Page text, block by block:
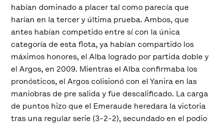
habían dominado a placer tal como parecía que
harían en la tercer y última prueba. Ambos, que
antes habían competido entre sí con la única
categoría de esta flota, ya habían compartido los
máximos honores, el Alba logrado por partida doble y
el Argos, en 2009. Mientras el Alba confirmaba los
pronósticos, el Argos colisionó con el Yanira en las
maniobras de pre salida y fue descalificado. La carga
de puntos hizo que el Emeraude heredara la victoria
tras una regular serie (3-2-2), secundado en el podio